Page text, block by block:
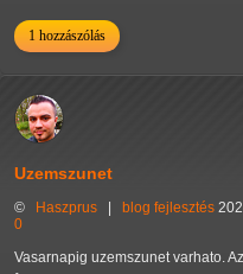
1 hozzászólás
Uzemszunet
© Haszprus blog fejlesztés
0
Vasarnapig uzemszunet varhato. Az